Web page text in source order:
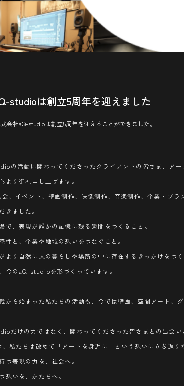
studioは創立5周年を迎えました
会社aQ-studioは創立5周年を迎えることができました。
の活動に関わってくださったクライアントの皆さま、ア
より御礼申し上げます。
会、イベント、壁画制作、映像制作、音楽制作、企業・ブ
きました。
で、表現が誰かの記憶に残る瞬間をつくること。
性と、企業や地域の想いをつなぐこと。
より自然に人の暮らしや場所の中に存在するきっかけをつく
今のaQ-studioを形づくっています。
から始まった私たちの活動も、今では壁画、空間アート、
だけの力ではなく、関わってくださった皆さまとの出会い
私たちは改めて「アートを身近に」という想いに立ち返り
つ表現の力を、社会へ。
想いを、かたちへ。